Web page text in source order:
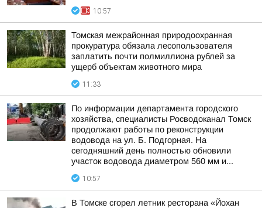
10:57
Томская межрайонная природоохранная
прокуратура обязала лесопользователя
заплатить почти полмиллиона рублей за
ущерб объектам животного мира
11:33
По информации департамента городского
хозяйства, специалисты Росводоканал Томск
продолжают работы по реконструкции
водовода на ул. Б. Подгорная. На
сегодняшний день полностью обновили
участок водовода диаметром 560 мм и...
10:57
В Томске сгорел летник ресторана «Йохан